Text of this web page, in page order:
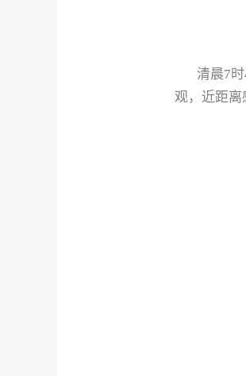
清晨7时
观，近距离